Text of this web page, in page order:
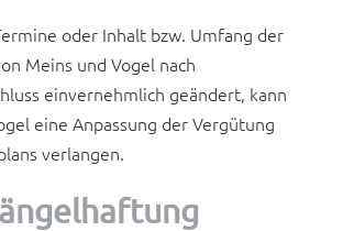
oder Inhalt bzw. Umfang der
Meins und Vogel nach
einvernehmlich geändert, kann
eine Anpassung der Vergütung
verlangen.